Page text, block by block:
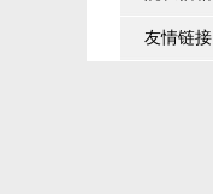
友情链接